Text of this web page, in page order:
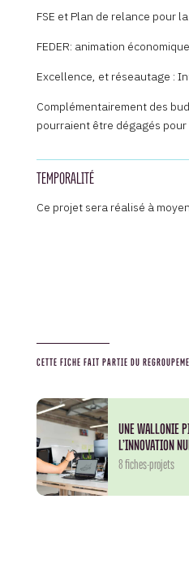
FSE et Plan de relance pour
FEDER: animation économique
Excellence, et réseautage :
Complémentairement des
pourraient être dégagés pour
TEMPORALITÉ
Ce projet sera réalisé à
CETTE FICHE FAIT PARTIE DU
UNE WALLONIE
L’INNOVATION
8 fiches-projets